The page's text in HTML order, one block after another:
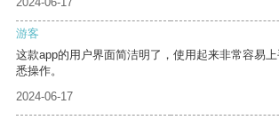
游客
这款app的用户界面简洁明了，使用起来非常容易
悉操作。
2024-06-17